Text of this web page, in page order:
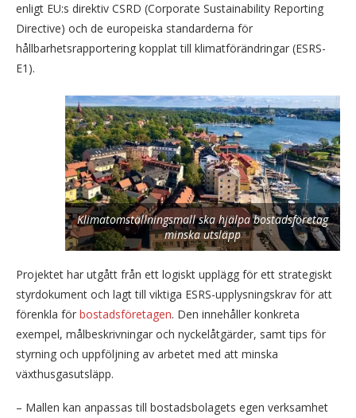
enligt EU:s direktiv CSRD (Corporate Sustainability Reporting
Directive) och de europeiska standarderna för
hållbarhetsrapportering kopplat till klimatförändringar (ESRS-
E1).
Klimatomställningsmall ska hjälpa bostadsföretag
minska utsläpp
Projektet har utgått från ett logiskt upplägg för ett strategiskt
styrdokument och lagt till viktiga ESRS-upplysningskrav för att
förenkla för bostadsföretagen. Den innehåller konkreta
exempel, målbeskrivningar och nyckelåtgärder, samt tips för
styrning och uppföljning av arbetet med att minska
växthusgasutsläpp.
– Mallen kan anpassas till bostadsbolagets egen verksamhet